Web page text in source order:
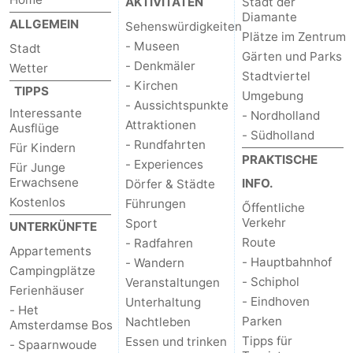
ALLGEMEIN
Stadt
Wetter
TIPPS
Interessante
Ausflüge
Für Kindern
Für Junge
Erwachsene
Kostenlos
UNTERKÜNFTE
Appartements
Campingplätze
Ferienhäuser
- Het
Amsterdamse Bos
- Spaarnwoude
Sehenswürdigkeiten
- Museen
- Denkmäler
- Kirchen
- Aussichtspunkte
Attraktionen
- Rundfahrten
- Experiences
Dörfer & Städte
Führungen
Sport
- Radfahren
- Wandern
Veranstaltungen
Unterhaltung
Nachtleben
Essen und trinken
Diamante
Plätze im Zentrum
Gärten und Parks
Stadtviertel
Umgebung
- Nordholland
- Südholland
PRAKTISCHE
INFO.
Őffentliche
Verkehr
Route
- Hauptbahnhof
- Schiphol
- Eindhoven
Parken
Tipps für